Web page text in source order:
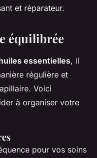
et réparateur.
équilibrée
essentielles, il
régulière et
Voici
à organiser votre
pour vos soins